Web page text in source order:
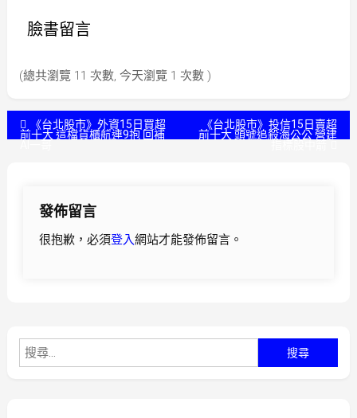
臉書留言
(總共瀏覽 11 次數, 今天瀏覽 1 次數 )
文 《台北股市》外資15日買超
前十大 這檔貨櫃航連9抱 回補
《台北股市》投信15日賣超
前十大 頭號追殺海公公 營建
發佈留言
很抱歉，必須登入網站才能發佈留言。
尋